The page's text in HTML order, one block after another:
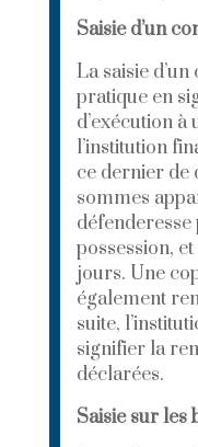
Saisie d’un
La saisie
pratique en
d’exécution
l’institution
ce dernier de
sommes
défenderesse
possession,
jours. Une
également
suite,
signifier la
déclarées.
Saisie sur les